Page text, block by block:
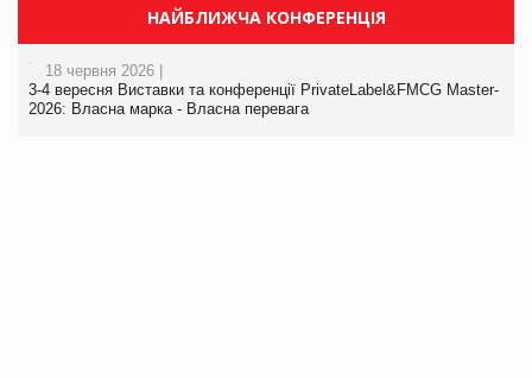
НАЙБЛИЖЧА КОНФЕРЕНЦІЯ
18 червня 2026 |
3-4 вересня Виставки та конференції PrivateLabel&FMCG Master-
2026: Власна марка - Власна перевага